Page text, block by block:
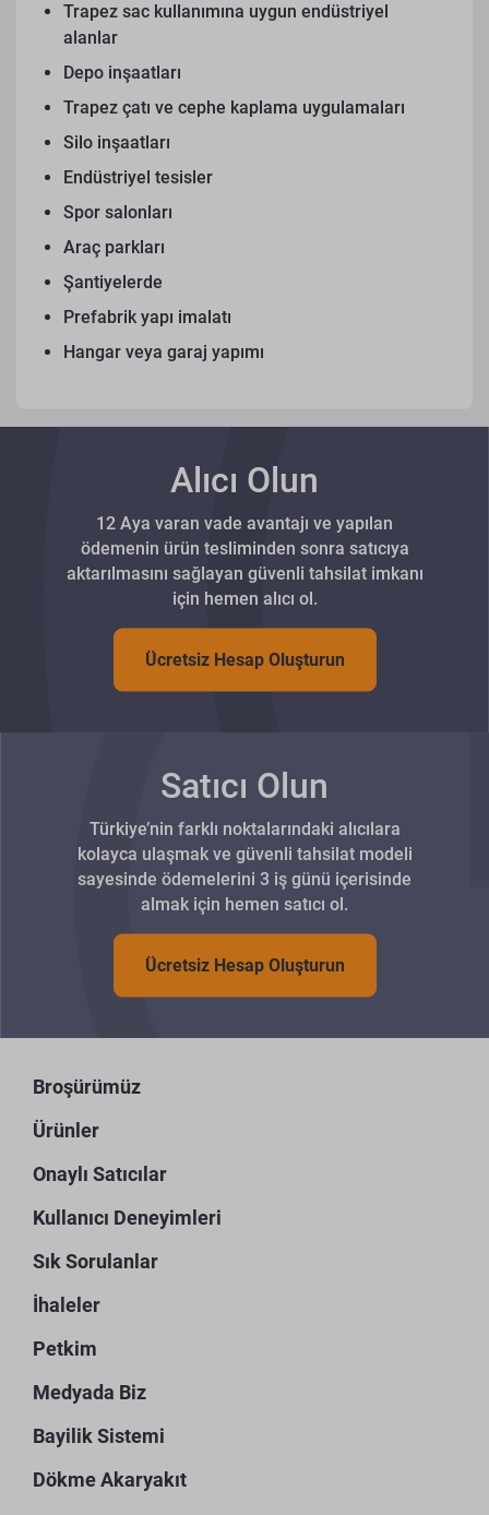
Trapez sac kullanımına uygun endüstriyel
alanlar
Depo inşaatları
Trapez çatı ve cephe kaplama uygulamaları
Silo inşaatları
Endüstriyel tesisler
Spor salonları
Araç parkları
Şantiyelerde
Prefabrik yapı imalatı
Hangar veya garaj yapımı
Alıcı Olun
12 Aya varan vade avantajı ve yapılan
ödemenin ürün tesliminden sonra satıcıya
aktarılmasını sağlayan güvenli tahsilat imkanı
için hemen alıcı ol.
Ücretsiz Hesap Oluşturun
Satıcı Olun
Türkiye’nin farklı noktalarındaki alıcılara
kolayca ulaşmak ve güvenli tahsilat modeli
sayesinde ödemelerini 3 iş günü içerisinde
almak için hemen satıcı ol.
Ücretsiz Hesap Oluşturun
Broşürümüz
Ürünler
Onaylı Satıcılar
Kullanıcı Deneyimleri
Sık Sorulanlar
İhaleler
Petkim
Medyada Biz
Bayilik Sistemi
Dökme Akaryakıt